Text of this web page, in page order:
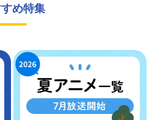
め特集